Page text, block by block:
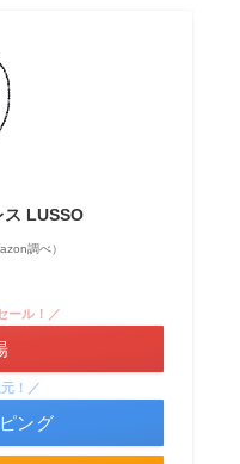
ス LUSSO
調べ）
ール！／
！／
ング